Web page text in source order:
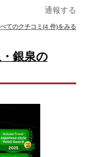
通報する
てのクチコミ(4 件)をみる
銀泉の